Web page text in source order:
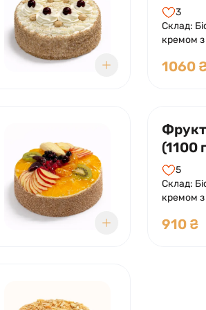
3
Склад:
кремом
1060
(1100
5
Склад:
кремом
910 ₴